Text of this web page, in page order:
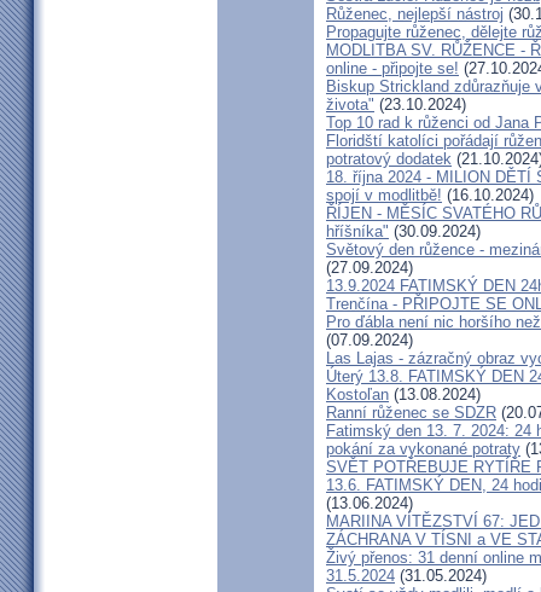
Růženec, nejlepší nástroj
Propagujte růženec, dělejte
MODLITBA SV. RŮŽENCE -
online - připojte se!
Biskup Strickland zdůrazňuje
života" (23.10.2024)
Top 10 rad k růženci od Jana
Floridští katolíci pořádají
potratový dodatek
18. října 2024 - MILION DĚTÍ
spojí v modlitbě! (16.10.2024)
ŘÍJEN - MĚSÍC SVATÉHO
hříšníka" (30.09.2024)
Světový den růžence -
(27.09.2024)
13.9.2024 FATIMSKÝ DEN
Trenčína - PŘIPOJTE SE
Pro ďábla není nic horšího
(07.09.2024)
Las Lajas - zázračný obraz
Úterý 13.8. FATIMSKÝ DEN
Kostoľan (13.08.2024)
Ranní růženec se SDZR
Fatimský den 13. 7. 2024: 24
pokání za vykonané potraty
SVĚT POTŘEBUJE RYTÍŘE
13.6. FATIMSKÝ DEN, 24
(13.06.2024)
MARIINA VÍTĚZSTVÍ 67:
ZÁCHRANA V TÍSNI a VE
Živý přenos: 31 denní online
31.5.2024 (31.05.2024)